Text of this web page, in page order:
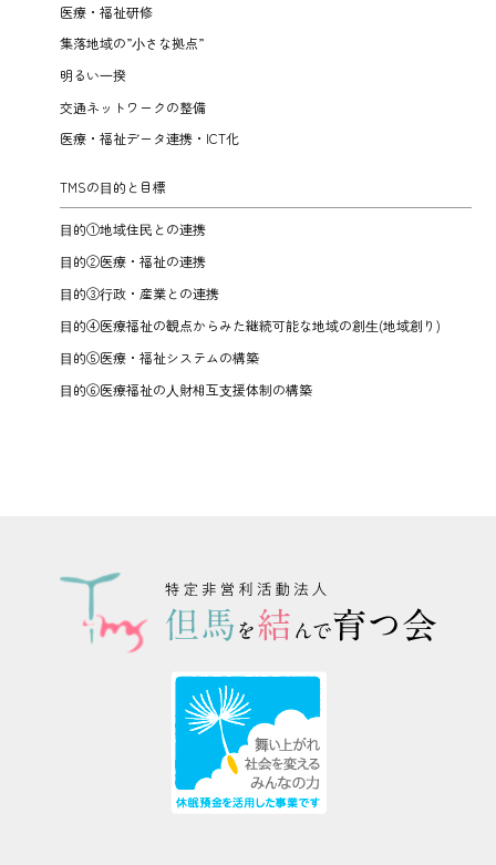
医療・福祉研修
集落地域の”⼩さな拠点”
明るい⼀揆
交通ネットワークの整備
医療・福祉データ連携・ICT化
TMSの⽬的と目標
⽬的①地域住⺠との連携
⽬的②医療・福祉の連携
⽬的③⾏政・産業との連携
⽬的④医療福祉の観点からみた継続可能な地域の創⽣(地域創り)
⽬的⑤医療・福祉システムの構築
⽬的⑥医療福祉の⼈財相互⽀援体制の構築